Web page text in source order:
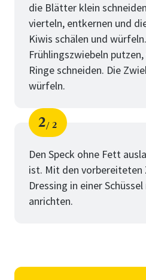
die Blätter klein
vierteln, entkernen und
Kiwis schälen und
Frühlingszwiebeln
Ringe schneiden. Die
würfeln.
Schritt
2
von
2
Den Speck ohne Fett
ist. Mit den vorbereiteten
Dressing in einer
anrichten.